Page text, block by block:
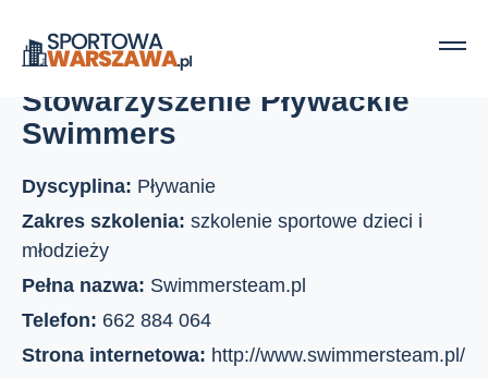
Strona główna
Kluby sportowe
Stowarzyszenie Pływackie Swimmers
Stowarzyszenie Pływackie
Swimmers
Dyscyplina: Pływanie
Zakres szkolenia: szkolenie sportowe dzieci i
młodzieży
Pełna nazwa: Swimmersteam.pl
Telefon: 662 884 064
Strona internetowa: http://www.swimmersteam.pl/